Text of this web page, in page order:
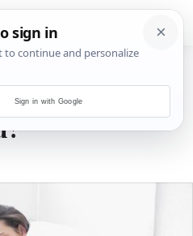
dijete
Sign in with Google